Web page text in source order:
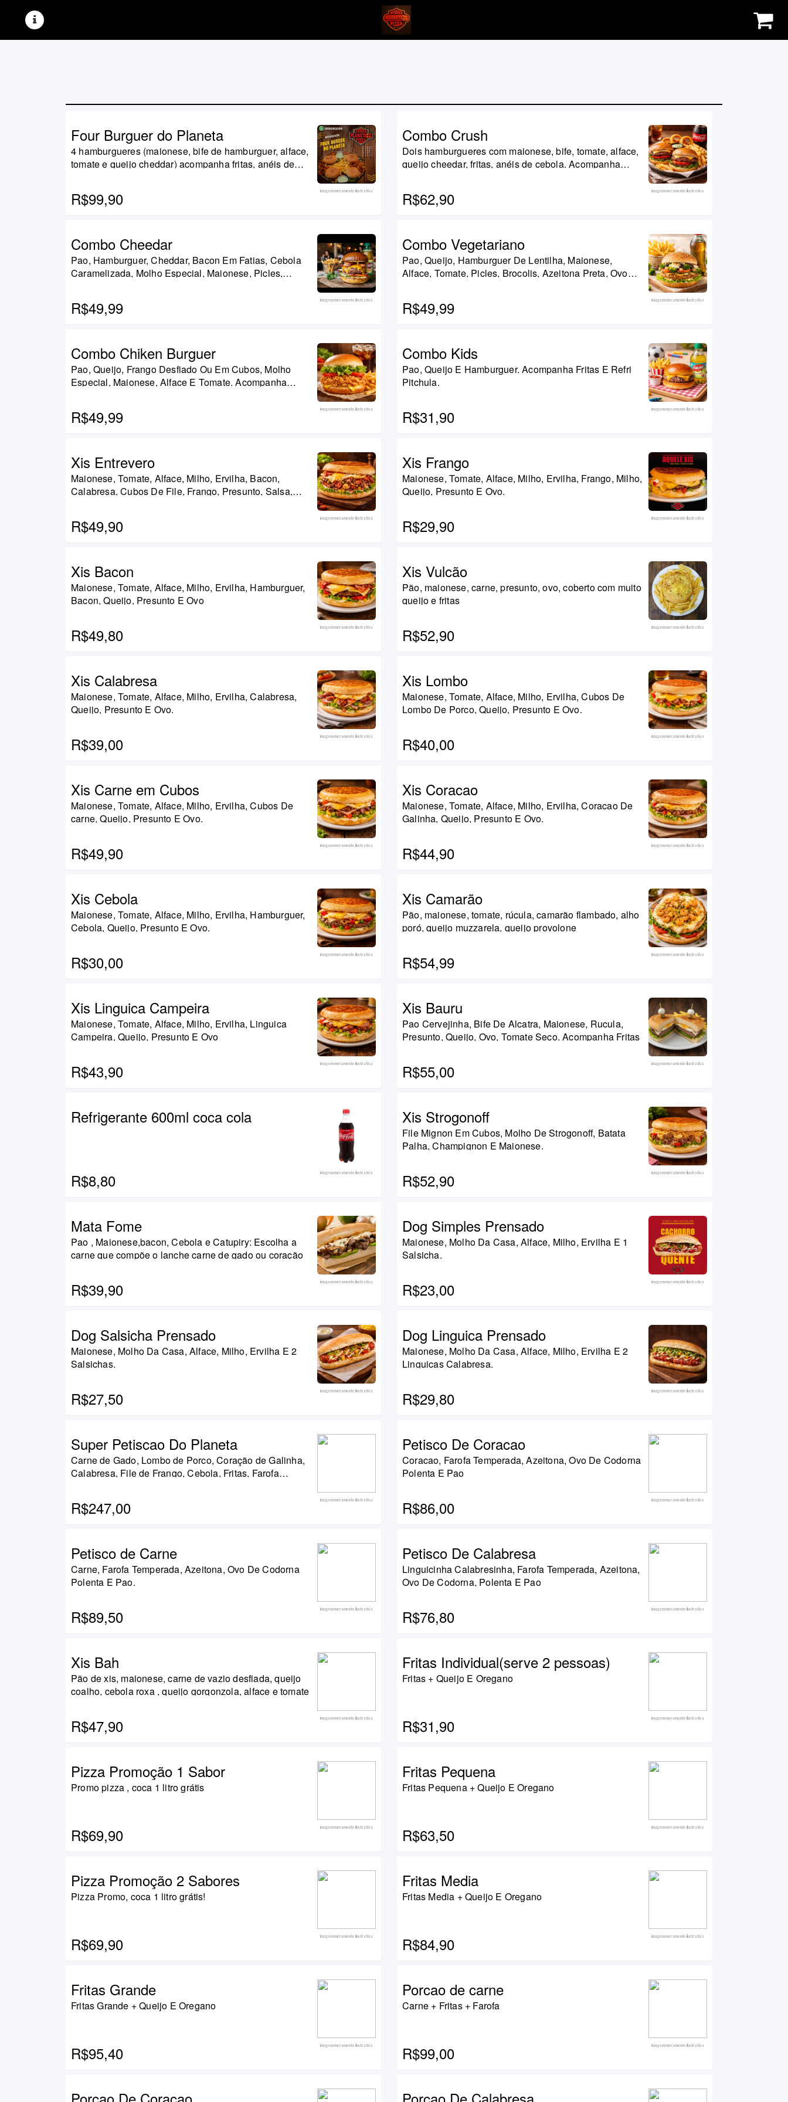
Four Burguer do Planeta
4 hamburgueres (maionese, bife de hamburguer, alface,
tomate e queijo cheddar) acompanha fritas, anéis de
R$99,90 imagem meramente ilustrativa
Combo Crush
Dois hamburgueres com maionese, bife, tomate, alface,
queijo cheedar, fritas, anéis de cebola. Acompanha
R$62,90 imagem meramente ilustrativa
Combo Cheedar
Pao, Hamburguer, Cheddar, Bacon Em Fatias, Cebola
Caramelizada, Molho Especial, Maionese, Picles,
R$49,99 imagem meramente ilustrativa
Combo Vegetariano
Pao, Queijo, Hamburguer De Lentilha, Maionese,
Alface, Tomate, Picles, Brocolis, Azeitona Preta, Ovo
R$49,99 imagem meramente ilustrativa
Combo Chiken Burguer
Pao, Queijo, Frango Desfiado Ou Em Cubos, Molho
Especial, Maionese, Alface E Tomate. Acompanha
R$49,99 imagem meramente ilustrativa
Combo Kids
Pao, Queijo E Hamburguer. Acompanha Fritas E Refri
Pitchula.
R$31,90 imagem meramente ilustrativa
Xis Entrevero
Maionese, Tomate, Alface, Milho, Ervilha, Bacon,
Calabresa, Cubos De File, Frango, Presunto, Salsa,
R$49,90 imagem meramente ilustrativa
Xis Frango
Maionese, Tomate, Alface, Milho, Ervilha, Frango, Milho,
Queijo, Presunto E Ovo.
R$29,90 imagem meramente ilustrativa
Xis Bacon
Maionese, Tomate, Alface, Milho, Ervilha, Hamburguer,
Bacon, Queijo, Presunto E Ovo
R$49,80 imagem meramente ilustrativa
Xis Vulcão
Pão, maionese, carne, presunto, ovo, coberto com muito
queijo e fritas
R$52,90 imagem meramente ilustrativa
Xis Calabresa
Maionese, Tomate, Alface, Milho, Ervilha, Calabresa,
Queijo, Presunto E Ovo.
R$39,00 imagem meramente ilustrativa
Xis Lombo
Maionese, Tomate, Alface, Milho, Ervilha, Cubos De
Lombo De Porco, Queijo, Presunto E Ovo.
R$40,00 imagem meramente ilustrativa
Xis Carne em Cubos
Maionese, Tomate, Alface, Milho, Ervilha, Cubos De
carne, Queijo, Presunto E Ovo.
R$49,90 imagem meramente ilustrativa
Xis Coracao
Maionese, Tomate, Alface, Milho, Ervilha, Coracao De
Galinha, Queijo, Presunto E Ovo.
R$44,90 imagem meramente ilustrativa
Xis Cebola
Maionese, Tomate, Alface, Milho, Ervilha, Hamburguer,
Cebola, Queijo, Presunto E Ovo.
R$30,00 imagem meramente ilustrativa
Xis Camarão
Pão, maionese, tomate, rúcula, camarão flambado, alho
poró, queijo muzzarela, queijo provolone
R$54,99 imagem meramente ilustrativa
Xis Linguica Campeira
Maionese, Tomate, Alface, Milho, Ervilha, Linguica
Campeira, Queijo, Presunto E Ovo
R$43,90 imagem meramente ilustrativa
Xis Bauru
Pao Cervejinha, Bife De Alcatra, Maionese, Rucula,
Presunto, Queijo, Ovo, Tomate Seco. Acompanha Fritas
R$55,00 imagem meramente ilustrativa
Refrigerante 600ml coca cola
R$8,80 imagem meramente ilustrativa
Xis Strogonoff
File Mignon Em Cubos, Molho De Strogonoff, Batata
Palha, Champignon E Maionese.
R$52,90 imagem meramente ilustrativa
Mata Fome
Pao , Maionese,bacon, Cebola e Catupiry: Escolha a
carne que compõe o lanche carne de gado ou coração
R$39,90 imagem meramente ilustrativa
Dog Simples Prensado
Maionese, Molho Da Casa, Alface, Milho, Ervilha E 1
Salsicha.
R$23,00 imagem meramente ilustrativa
Dog Salsicha Prensado
Maionese, Molho Da Casa, Alface, Milho, Ervilha E 2
Salsichas.
R$27,50 imagem meramente ilustrativa
Dog Linguica Prensado
Maionese, Molho Da Casa, Alface, Milho, Ervilha E 2
Linguicas Calabresa.
R$29,80 imagem meramente ilustrativa
Super Petiscao Do Planeta
Carne de Gado, Lombo de Porco, Coração de Galinha,
Calabresa, File de Frango, Cebola, Fritas, Farofa
R$247,00 imagem meramente ilustrativa
Petisco De Coracao
Coracao, Farofa Temperada, Azeitona, Ovo De Codorna
Polenta E Pao
R$86,00 imagem meramente ilustrativa
Petisco de Carne
Carne, Farofa Temperada, Azeitona, Ovo De Codorna
Polenta E Pao.
R$89,50 imagem meramente ilustrativa
Petisco De Calabresa
Linguicinha Calabresinha, Farofa Temperada, Azeitona,
Ovo De Codorna, Polenta E Pao
R$76,80 imagem meramente ilustrativa
Xis Bah
Pão de xis, maionese, carne de vazio desfiada, queijo
coalho, cebola roxa , queijo gorgonzola, alface e tomate
R$47,90 imagem meramente ilustrativa
Fritas Individual(serve 2 pessoas)
Fritas + Queijo E Oregano
R$31,90 imagem meramente ilustrativa
Pizza Promoção 1 Sabor
Promo pizza , coca 1 litro grátis
R$69,90 imagem meramente ilustrativa
Fritas Pequena
Fritas Pequena + Queijo E Oregano
R$63,50 imagem meramente ilustrativa
Pizza Promoção 2 Sabores
Pizza Promo, coca 1 litro grátis!
R$69,90 imagem meramente ilustrativa
Fritas Media
Fritas Media + Queijo E Oregano
R$84,90 imagem meramente ilustrativa
Fritas Grande
Fritas Grande + Queijo E Oregano
R$95,40 imagem meramente ilustrativa
Porcao de carne
Carne + Fritas + Farofa
R$99,00 imagem meramente ilustrativa